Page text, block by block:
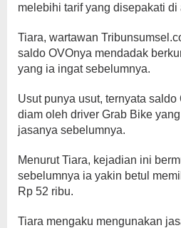
melebihi tarif yang disepakati di
Tiara, wartawan
saldo OVOnya mendadak
yang ia ingat sebelumnya.
Usut punya usut, ternyata
diam oleh driver Grab Bike
jasanya sebelumnya.
Menurut Tiara, kejadian ini
sebelumnya ia yakin betul
Rp 52 ribu.
Tiara mengaku mengunakan